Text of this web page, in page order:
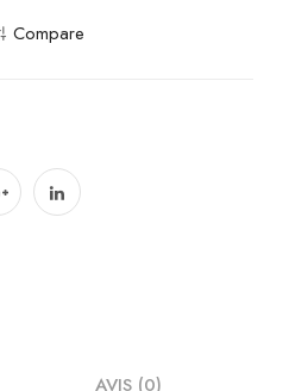
Compare
AVIS (0)